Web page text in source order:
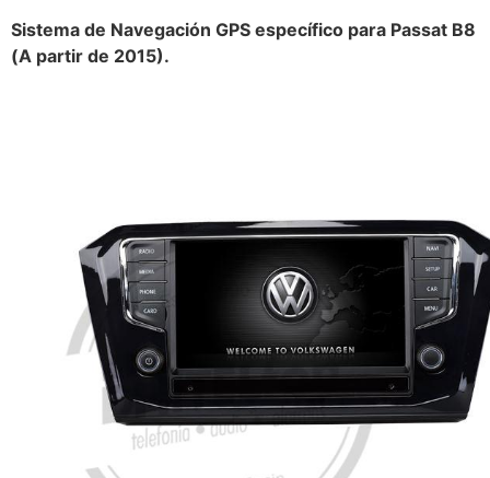
Sistema de Navegación GPS específico para Passat B8
(A partir de 2015).